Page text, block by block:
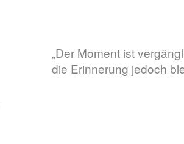
„Der Moment ist
die Erinnerung jedoch